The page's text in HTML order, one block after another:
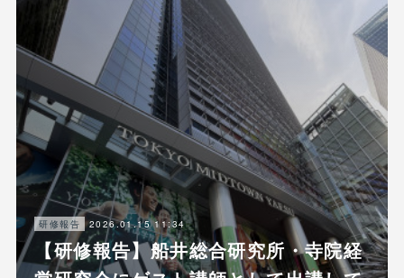
研修報告 2026.01.15 11:34
【研修報告】船井総合研究所・寺院経